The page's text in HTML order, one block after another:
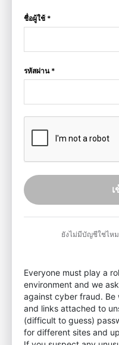
ชื่อผู้ใช้ *
รหัสผ่าน *
ยังไม่มีบัญชีใช่ไหม
Everyone must play a
environment and we
against cyber fraud. Be
and links attached to
(difficult to guess)
for different sites and